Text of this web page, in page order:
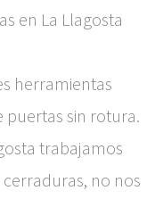
en La Llagosta
herramientas
puertas sin rotura.
trabajamos
no nos